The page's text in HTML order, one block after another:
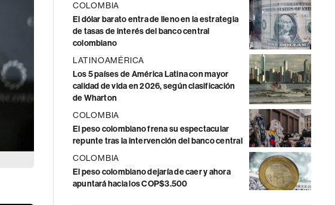
COLOMBIA
El dólar barato entra de lleno en la estrategia
de tasas de interés del banco central
colombiano
LATINOAMÉRICA
Los 5 países de América Latina con mayor
calidad de vida en 2026, según clasificación
de Wharton
COLOMBIA
El peso colombiano frena su espectacular
repunte tras la intervención del banco central
COLOMBIA
El peso colombiano dejaría de caer y ahora
apuntará hacia los COP$3.500